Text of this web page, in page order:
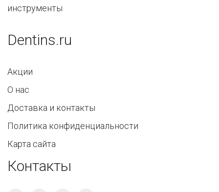
инструменты
Dentins.ru
Акции
О нас
Доставка и контакты
Политика конфиденциальности
Карта сайта
Контакты